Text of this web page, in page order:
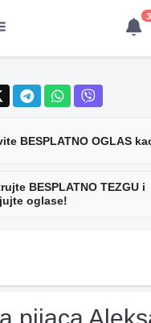
3
BESPLATNO OGLAS
BESPLATNO TEZGU i
oglase!